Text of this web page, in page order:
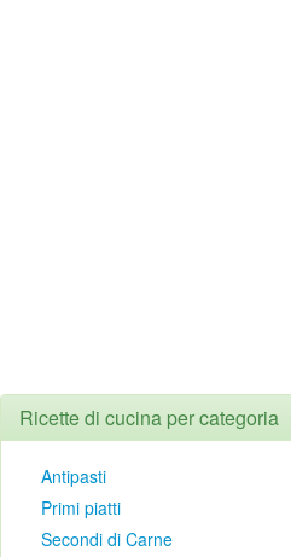
Ricette di cucina per categoria
Antipasti
Primi piatti
Secondi di Carne